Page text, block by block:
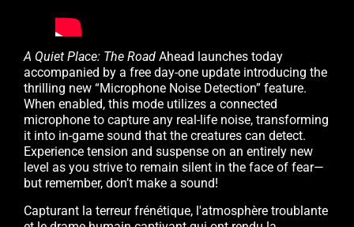
A Quiet Place: The Road Ahead launches today
accompanied by a free day-one update introducing the
thrilling new “Microphone Noise Detection” feature.
When enabled, this mode utilizes a connected
microphone to capture any real-life noise, transforming
it into in-game sound that the creatures can detect.
Experience tension and suspense on an entirely new
level as you strive to remain silent in the face of fear—
but remember, don’t make a sound!
Capturant la terreur frénétique, l'atmosphère troublante